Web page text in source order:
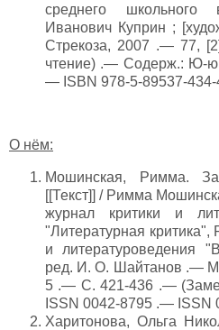
среднего школьного
Иванович Куприн ;
Стрекоза, 2007 .— 77,
чтение) .— Содерж.: Ю-
— ISBN 978-5-89537-434-
О нём:
Мошинская, Римма.
[[Текст]] / Римма
журнал критики и
"Литературная критика",
и литературоведения
ред. И. О. Шайтанов .—
5 .— С. 421-436 .—
ISSN 0042-8795 .— ISSN
Харитонова, Ольга